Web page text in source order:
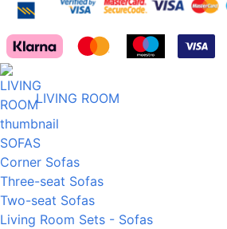
LIVING ROOM
SOFAS
Corner Sofas
Three-seat Sofas
Two-seat Sofas
Living Room Sets - Sofas